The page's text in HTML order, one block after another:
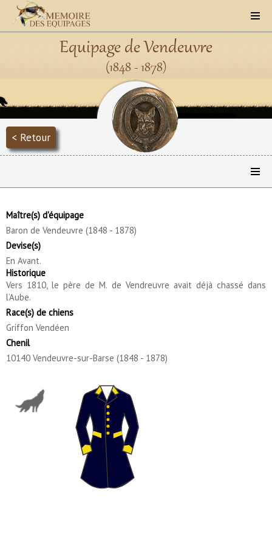
Equipage de Vendeuvre
(1848 - 1878)
< Retour
Maître(s) d'équipage
Baron de Vendeuvre (1848 - 1878)
Devise(s)
En Avant.
Historique
Vers 1810, le père de M. de Vendreuvre avait déjà chassé dans
l’Aube.
Race(s) de chiens
Griffon Vendéen
Chenil
10140 Vendeuvre-sur-Barse (1848 - 1878)